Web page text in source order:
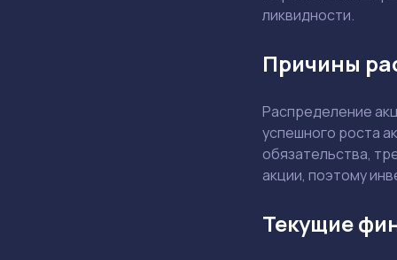
ликвидности.
Причины
Распределение
успешного роста
обязательства,
акции, поэтому
Текущие